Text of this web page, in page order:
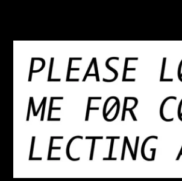
M+藏品
进一步筛选